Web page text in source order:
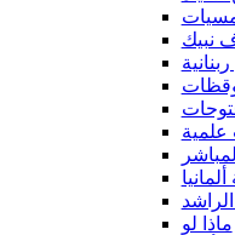
نبيك
ماذا لو